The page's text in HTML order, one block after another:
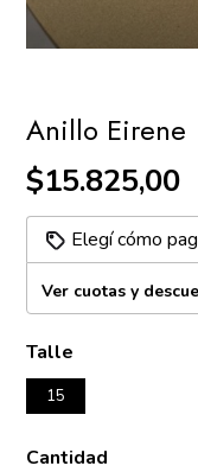
Anillo Eirene
$15.825,00
Elegí cómo
Ver cuotas y
Talle
15
Cantidad